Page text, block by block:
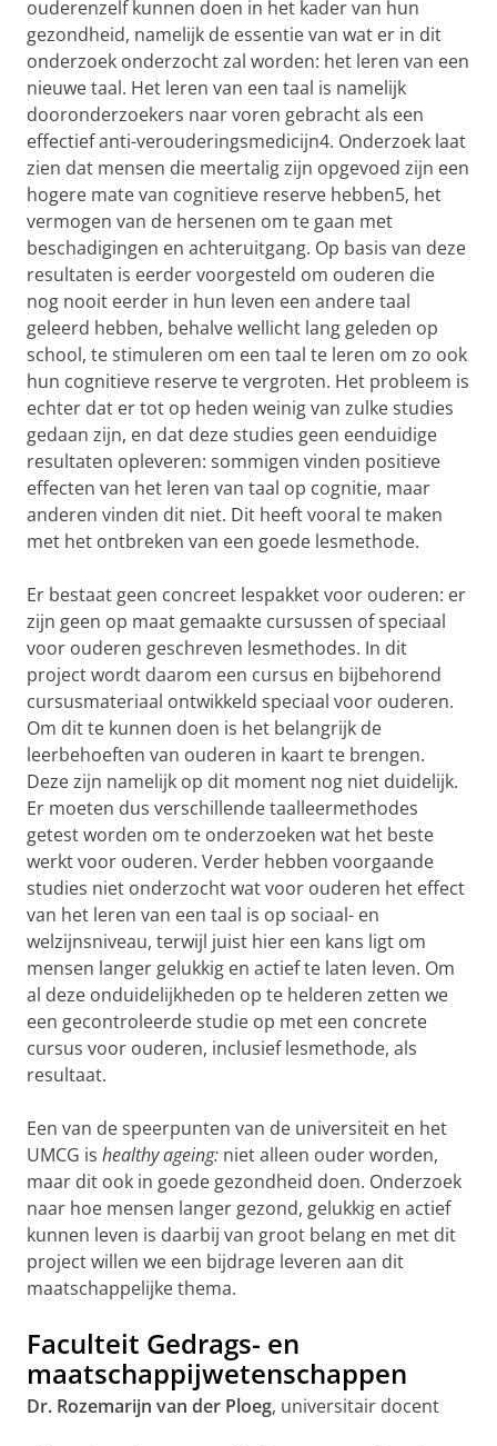
ouderenzelf kunnen doen in het kader van hun
gezondheid, namelijk de essentie van wat er in dit
onderzoek onderzocht zal worden: het leren van een
nieuwe taal. Het leren van een taal is namelijk
dooronderzoekers naar voren gebracht als een
effectief anti-verouderingsmedicijn4. Onderzoek laat
zien dat mensen die meertalig zijn opgevoed zijn een
hogere mate van cognitieve reserve hebben5, het
vermogen van de hersenen om te gaan met
beschadigingen en achteruitgang. Op basis van deze
resultaten is eerder voorgesteld om ouderen die
nog nooit eerder in hun leven een andere taal
geleerd hebben, behalve wellicht lang geleden op
school, te stimuleren om een taal te leren om zo ook
hun cognitieve reserve te vergroten. Het probleem is
echter dat er tot op heden weinig van zulke studies
gedaan zijn, en dat deze studies geen eenduidige
resultaten opleveren: sommigen vinden positieve
effecten van het leren van taal op cognitie, maar
anderen vinden dit niet. Dit heeft vooral te maken
met het ontbreken van een goede lesmethode.
Er bestaat geen concreet lespakket voor ouderen: er
zijn geen op maat gemaakte cursussen of speciaal
voor ouderen geschreven lesmethodes. In dit
project wordt daarom een cursus en bijbehorend
cursusmateriaal ontwikkeld speciaal voor ouderen.
Om dit te kunnen doen is het belangrijk de
leerbehoeften van ouderen in kaart te brengen.
Deze zijn namelijk op dit moment nog niet duidelijk.
Er moeten dus verschillende taalleermethodes
getest worden om te onderzoeken wat het beste
werkt voor ouderen. Verder hebben voorgaande
studies niet onderzocht wat voor ouderen het effect
van het leren van een taal is op sociaal- en
welzijnsniveau, terwijl juist hier een kans ligt om
mensen langer gelukkig en actief te laten leven. Om
al deze onduidelijkheden op te helderen zetten we
een gecontroleerde studie op met een concrete
cursus voor ouderen, inclusief lesmethode, als
resultaat.
Een van de speerpunten van de universiteit en het
UMCG is healthy ageing: niet alleen ouder worden,
maar dit ook in goede gezondheid doen. Onderzoek
naar hoe mensen langer gezond, gelukkig en actief
kunnen leven is daarbij van groot belang en met dit
project willen we een bijdrage leveren aan dit
maatschappelijke thema.
Faculteit Gedrags- en
maatschappijwetenschappen
Dr. Rozemarijn van der Ploeg, universitair docent